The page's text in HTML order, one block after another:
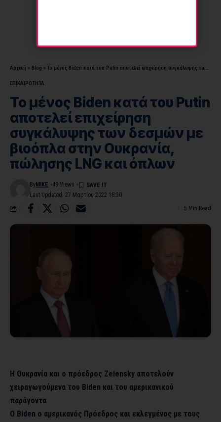
Αρχική » Blog » Το μένος Biden κατά του Putin αποτελεί επιχείρηση συγκάλυψης των δεσμών με βιοόπλα στην Ουκρανία, πώλησης LNG και όπλων
ΕΠΙΚΑΙΡΟΤΗΤΑ
Το μένος Biden κατά του Putin
αποτελεί επιχείρηση
συγκάλυψης των δεσμών με
βιοόπλα στην Ουκρανία,
πώλησης LNG και όπλων
Last Updated: 27 Μαρτίου 2022 18:30
By MIKE 49 Views
5 Min Read
Η Ουκρανία και ο πρόεδρος Zelensky αποτελούν
χειραγωγούμενα του Biden και του αμερικανικού
παράγοντα
Ο Biden ο αμερικανός Πρόεδρος και εκλεγμένος με τους